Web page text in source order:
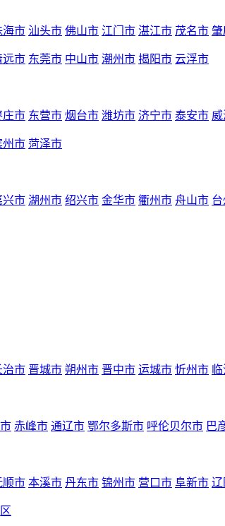
海市 汕头市 佛山市 江门市 湛江市 茂名市 肇
远市 东莞市 中山市 潮州市 揭阳市 云浮市
庄市 东营市 烟台市 潍坊市 济宁市 泰安市
州市 菏泽市
兴市 湖州市 绍兴市 金华市 衢州市 舟山市
治市 晋城市 朔州市 晋中市 运城市 忻州市
赤峰市 通辽市 鄂尔多斯市 呼伦贝尔市 巴
顺市 本溪市 丹东市 锦州市 营口市 阜新市 辽